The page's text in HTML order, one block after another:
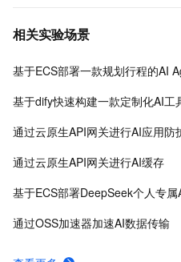
DSW云原生交互式建模平台、
征、万亿样本规模加速训练，百余
工程效率。
相关实验场景
基于ECS部署一款规划行程的AI
基于dify快速构建一款定制化AI工
通过云原生API网关进行AI应用防
通过云原生API网关进行AI缓存
基于ECS部署DeepSeek个人专属
通过OSS加速器加速AI数据传输